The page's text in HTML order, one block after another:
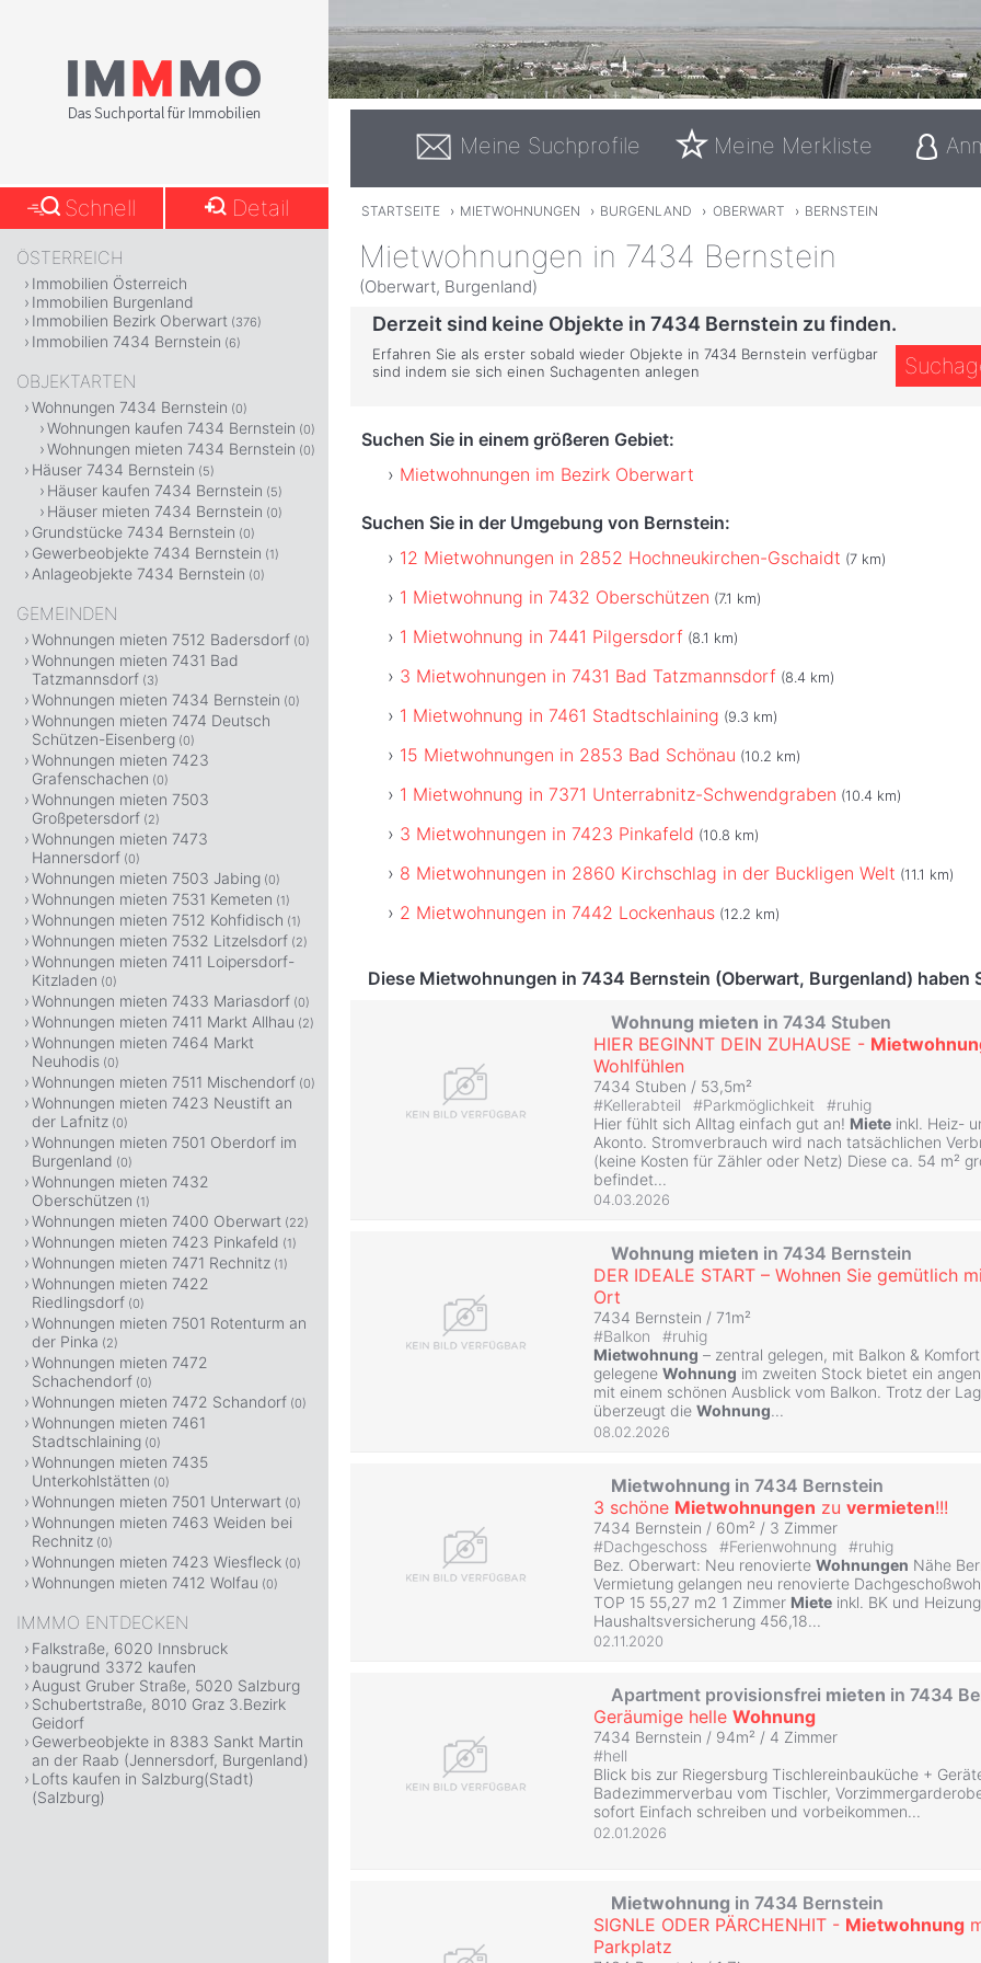
Meine Suchprofile Meine Merkliste
STARTSEITE › MIETWOHNUNGEN › BURGENLAND › OBERWART › BERNSTEIN
Mietwohnungen in 7434 Bernstein
(Oberwart, Burgenland)
Derzeit sind keine Objekte in 7434 Bernstein zu finden.
Erfahren Sie als erster sobald wieder Objekte in 7434 Bernstein verfügbar
sind indem sie sich einen Suchagenten anlegen
Suchen Sie in einem größeren Gebiet:
Mietwohnungen im Bezirk Oberwart
Suchen Sie in der Umgebung von Bernstein:
12 Mietwohnungen in 2852 Hochneukirchen-Gschaidt (7 km)
1 Mietwohnung in 7432 Oberschützen (7.1 km)
1 Mietwohnung in 7441 Pilgersdorf (8.1 km)
3 Mietwohnungen in 7431 Bad Tatzmannsdorf (8.4 km)
1 Mietwohnung in 7461 Stadtschlaining (9.3 km)
15 Mietwohnungen in 2853 Bad Schönau (10.2 km)
1 Mietwohnung in 7371 Unterrabnitz-Schwendgraben (10.4 km)
3 Mietwohnungen in 7423 Pinkafeld (10.8 km)
8 Mietwohnungen in 2860 Kirchschlag in der Buckligen Welt (11.1 km)
2 Mietwohnungen in 7442 Lockenhaus (12.2 km)
Diese Mietwohnungen in 7434 Bernstein (Oberwart, Burgenland) haben
Wohnung mieten in 7434 Stuben
HIER BEGINNT DEIN ZUHAUSE -
Wohlfühlen
7434 Stuben / 53,5m²
#Kellerabteil #Parkmöglichkeit #ruhig
Hier fühlt sich Alltag einfach gut an! Miete inkl. Heiz-
Akonto. Stromverbrauch wird nach tatsächlichen
(keine Kosten für Zähler oder Netz) Diese ca. 54 m²
befindet...
04.03.2026
Wohnung mieten in 7434 Bernstein
DER IDEALE START – Wohnen Sie gemütlich
Ort
7434 Bernstein / 71m²
#Balkon #ruhig
Mietwohnung – zentral gelegen, mit Balkon &
gelegene Wohnung im zweiten Stock bietet ein
mit einem schönen Ausblick vom Balkon. Trotz der
überzeugt die Wohnung...
08.02.2026
Mietwohnung in 7434 Bernstein
3 schöne Mietwohnungen zu vermieten!!!
7434 Bernstein / 60m² / 3 Zimmer
#Dachgeschoss #Ferienwohnung #ruhig
Bez. Oberwart: Neu renovierte Wohnungen Nähe
Vermietung gelangen neu renovierte
TOP 15 55,27 m2 1 Zimmer Miete inkl. BK und
Haushaltsversicherung 456,18...
02.11.2020
Apartment provisionsfrei mieten in 7434
Geräumige helle Wohnung
7434 Bernstein / 94m² / 4 Zimmer
#hell
Blick bis zur Riegersburg Tischlereinbauküche +
Badezimmerverbau vom Tischler,
sofort Einfach schreiben und vorbeikommen...
02.01.2026
Mietwohnung in 7434 Bernstein
SIGNLE ODER PÄRCHENHIT - Mietwohnung
Parkplatz
Schnell Detail
ÖSTERREICH
Immobilien Österreich
Immobilien Burgenland
Immobilien Bezirk Oberwart (376)
Immobilien 7434 Bernstein (6)
OBJEKTARTEN
Wohnungen 7434 Bernstein (0)
Wohnungen kaufen 7434 Bernstein (0)
Wohnungen mieten 7434 Bernstein (0)
Häuser 7434 Bernstein (5)
Häuser kaufen 7434 Bernstein (5)
Häuser mieten 7434 Bernstein (0)
Grundstücke 7434 Bernstein (0)
Gewerbeobjekte 7434 Bernstein (1)
Anlageobjekte 7434 Bernstein (0)
GEMEINDEN
Wohnungen mieten 7512 Badersdorf (0)
Wohnungen mieten 7431 Bad
Tatzmannsdorf (3)
Wohnungen mieten 7434 Bernstein (0)
Wohnungen mieten 7474 Deutsch
Schützen-Eisenberg (0)
Wohnungen mieten 7423
Grafenschachen (0)
Wohnungen mieten 7503
Großpetersdorf (2)
Wohnungen mieten 7473
Hannersdorf (0)
Wohnungen mieten 7503 Jabing (0)
Wohnungen mieten 7531 Kemeten (1)
Wohnungen mieten 7512 Kohfidisch (1)
Wohnungen mieten 7532 Litzelsdorf (2)
Wohnungen mieten 7411 Loipersdorf-
Kitzladen (0)
Wohnungen mieten 7433 Mariasdorf (0)
Wohnungen mieten 7411 Markt Allhau (2)
Wohnungen mieten 7464 Markt
Neuhodis (0)
Wohnungen mieten 7511 Mischendorf (0)
Wohnungen mieten 7423 Neustift an
der Lafnitz (0)
Wohnungen mieten 7501 Oberdorf im
Burgenland (0)
Wohnungen mieten 7432
Oberschützen (1)
Wohnungen mieten 7400 Oberwart (22)
Wohnungen mieten 7423 Pinkafeld (1)
Wohnungen mieten 7471 Rechnitz (1)
Wohnungen mieten 7422
Riedlingsdorf (0)
Wohnungen mieten 7501 Rotenturm an
der Pinka (2)
Wohnungen mieten 7472
Schachendorf (0)
Wohnungen mieten 7472 Schandorf (0)
Wohnungen mieten 7461
Stadtschlaining (0)
Wohnungen mieten 7435
Unterkohlstätten (0)
Wohnungen mieten 7501 Unterwart (0)
Wohnungen mieten 7463 Weiden bei
Rechnitz (0)
Wohnungen mieten 7423 Wiesfleck (0)
Wohnungen mieten 7412 Wolfau (0)
IMMMO ENTDECKEN
Falkstraße, 6020 Innsbruck
baugrund 3372 kaufen
August Gruber Straße, 5020 Salzburg
Schubertstraße, 8010 Graz 3.Bezirk
Geidorf
Gewerbeobjekte in 8383 Sankt Martin
an der Raab (Jennersdorf, Burgenland)
Lofts kaufen in Salzburg(Stadt)
(Salzburg)